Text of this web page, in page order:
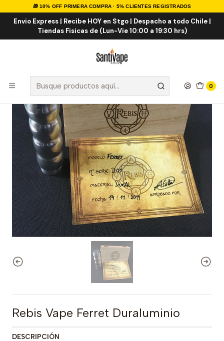
🎁 10% OFF PRIMERA COMPRA · 5% CLIENTES REGISTRADOS
Envio Express | Recibe HOY en Stgo | Despacho a todo Chile |
Tiendas Fisicas de (Lun-Vie 10:00 a 19:30 hrs)
0
Inicio MOD MECANICOS Rebis Vape Ferret Duraluminio
Rebis Vape Ferret Duraluminio
DESCRIPCIÓN